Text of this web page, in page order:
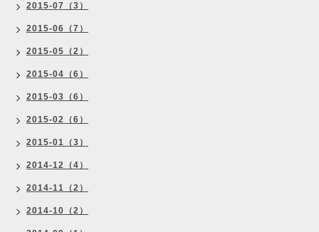
2015-07（3）
2015-06（7）
2015-05（2）
2015-04（6）
2015-03（6）
2015-02（6）
2015-01（3）
2014-12（4）
2014-11（2）
2014-10（2）